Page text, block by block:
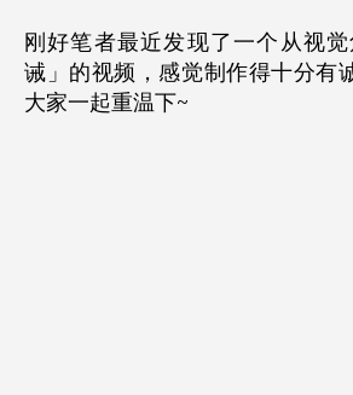
刚好笔者最近发现了一个从视
诫」的视频，感觉制作得十分有
大家一起重温下~